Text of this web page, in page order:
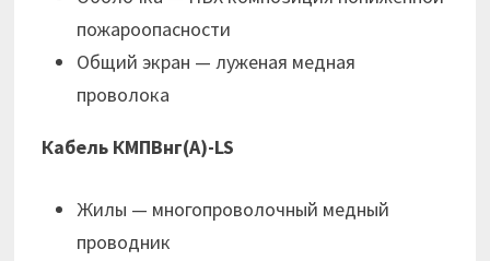
пожароопасности
Общий экран — луженая медная
проволока
Кабель КМПВнг(А)-LS
Жилы — многопроволочный медный
проводник